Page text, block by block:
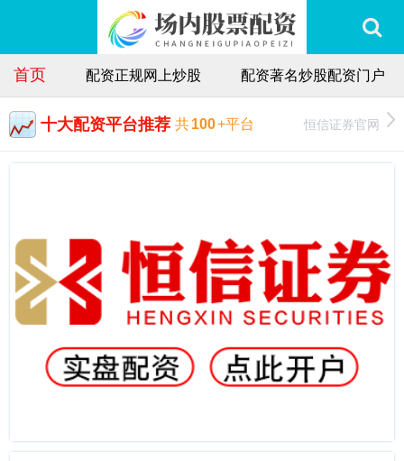
首页 配资正规网上炒股 配资著名炒股配资门户
十大配资平台推荐 共100+平台 恒信证券官网